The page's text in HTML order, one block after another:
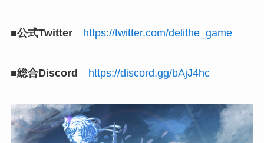
■公式Twitter https://twitter.com/delithe_game
■総合Discord https://discord.gg/bAjJ4hc